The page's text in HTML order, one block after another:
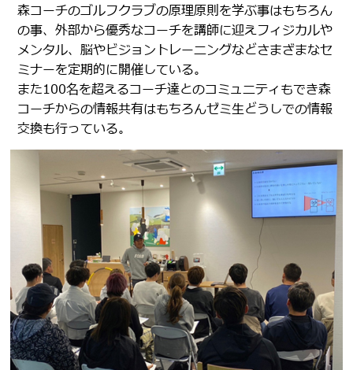
森コーチのゴルフクラブの原理原則を学ぶ事はもちろん
の事、外部から優秀なコーチを講師に迎えフィジカルや
メンタル、脳やビジョントレーニングなどさまざまなセ
ミナーを定期的に開催している。
また100名を超えるコーチ達とのコミュニティもでき森
コーチからの情報共有はもちろんゼミ生どうしでの情報
交換も行っている。